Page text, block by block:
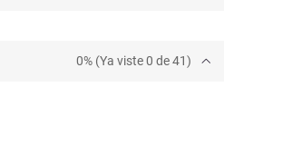
0% (Ya viste 0 de 41)